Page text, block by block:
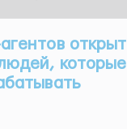
открыт
которые